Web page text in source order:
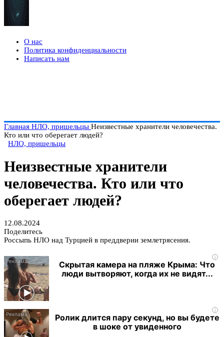
О нас
Политика конфиденциальности
Написать нам
Главная НЛО, пришельцы Неизвестные хранители человечества.
Кто или что оберегает людей?
НЛО, пришельцы
Неизвестные хранители
человечества. Кто или что
оберегает людей?
12.08.2024
Поделитесь
Россыпь НЛО над Турцией в преддверии землетрясения.
i
Скрытая камера на пляже Крыма: Что
люди вытворяют, когда их не видят...
i
Ролик длится пару секунд, но вы будете
в шоке от увиденного